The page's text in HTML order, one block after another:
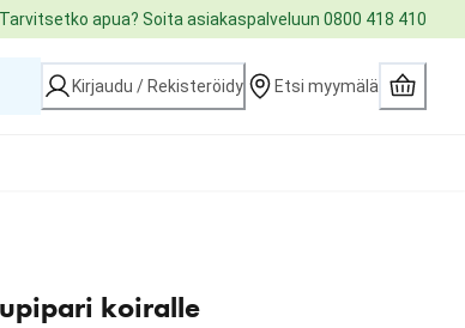
Tarvitsetko apua? Soita asiakaspalveluun 0800 418 410
Kirjaudu / Rekisteröidy Etsi myymälä
koiralle